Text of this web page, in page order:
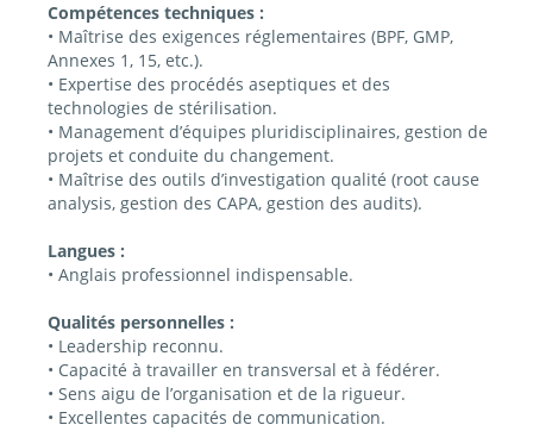
Compétences techniques :
• Maîtrise des exigences réglementaires (BPF, GMP,
Annexes 1, 15, etc.).
• Expertise des procédés aseptiques et des
technologies de stérilisation.
• Management d’équipes pluridisciplinaires, gestion de
projets et conduite du changement.
• Maîtrise des outils d’investigation qualité (root cause
analysis, gestion des CAPA, gestion des audits).
Langues :
• Anglais professionnel indispensable.
Qualités personnelles :
• Leadership reconnu.
• Capacité à travailler en transversal et à fédérer.
• Sens aigu de l’organisation et de la rigueur.
• Excellentes capacités de communication.